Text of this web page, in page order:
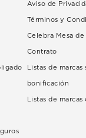
Aviso de
Términos y
Celebra Mesa de
Contrato
Listas de marcas
bonificación
Listas de marcas